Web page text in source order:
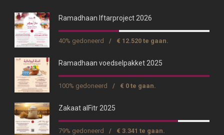
Ramadhaan Iftarproject 2026
40% gedoneerd / € 12.520 te gaan.
Ramadhaan voedselpakket 2025
100% gedoneerd / € 0 te gaan.
Zakaat alFitr 2025
79% gedoneerd / € 3.341 te gaan.